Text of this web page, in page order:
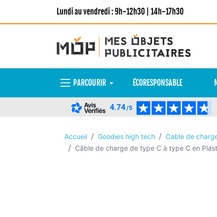
Lundi au vendredi : 9h-12h30 | 14h-17h30
PARCOURIR ÉCORESPONSABLE
4.74/5
Accueil Goodies high tech
Cable de
Câble de charge de type C à type C en